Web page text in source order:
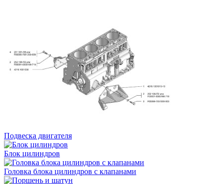
Подвеска двигателя
Блок цилиндров
Головка блока цилиндров с клапанами